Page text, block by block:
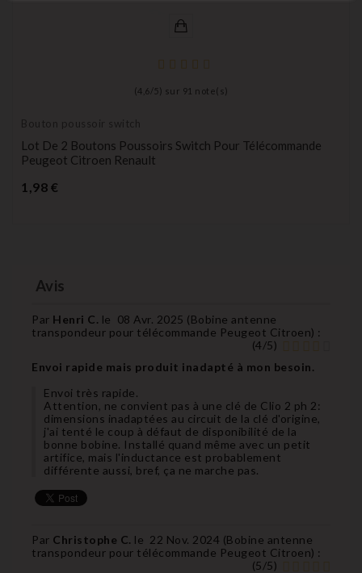
(4,6 / 5) sur 91 note(s)
Bouton poussoir switch
Lot De 2 Boutons Poussoirs Switch Pour Télécommande
Peugeot Citroen Renault
1,98 €
Avis
Par Henri C. le 08 Avr. 2025 (Bobine antenne
transpondeur pour télécommande Peugeot Citroen) :
(4/5)
Envoi rapide mais produit inadapté à mon besoin.
Envoi très rapide.
Attention, ne convient pas à une clé de Clio 2 ph 2:
dimensions inadaptées au circuit de la clé d'origine,
j'ai tenté le coup à défaut de disponibilité de la
bonne bobine. Installé quand même avec un petit
artifice, mais l'inductance est probablement
différente aussi, bref, ça ne marche pas.
Par Christophe C. le 22 Nov. 2024 (Bobine antenne
transpondeur pour télécommande Peugeot Citroen) :
(5/5)